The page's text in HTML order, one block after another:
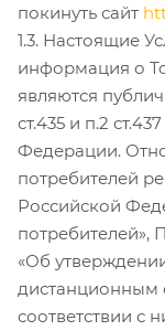
покинуть сайт
1.3. Настоящие
информация о
являются
ст.435 и п.2
Федерации.
потребителей
Российской
потребителей»,
«Об
дистанционным
соответствии